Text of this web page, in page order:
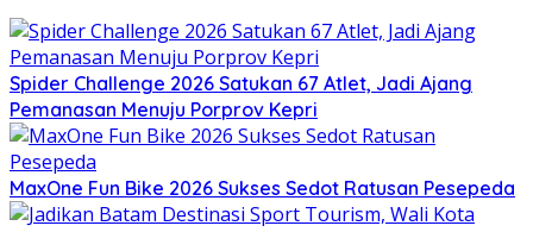
Spider Challenge 2026 Satukan 67 Atlet, Jadi Ajang
Pemanasan Menuju Porprov Kepri
MaxOne Fun Bike 2026 Sukses Sedot Ratusan Pesepeda